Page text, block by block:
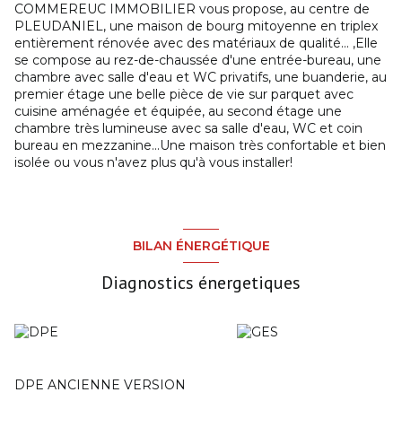
COMMEREUC IMMOBILIER vous propose, au centre de
PLEUDANIEL, une maison de bourg mitoyenne en triplex
entièrement rénovée avec des matériaux de qualité... ,Elle
se compose au rez-de-chaussée d'une entrée-bureau, une
chambre avec salle d'eau et WC privatifs, une buanderie, au
premier étage une belle pièce de vie sur parquet avec
cuisine aménagée et équipée, au second étage une
chambre très lumineuse avec sa salle d'eau, WC et coin
bureau en mezzanine...Une maison très confortable et bien
isolée ou vous n'avez plus qu'à vous installer!
BILAN ÉNERGÉTIQUE
Diagnostics énergetiques
DPE ANCIENNE VERSION